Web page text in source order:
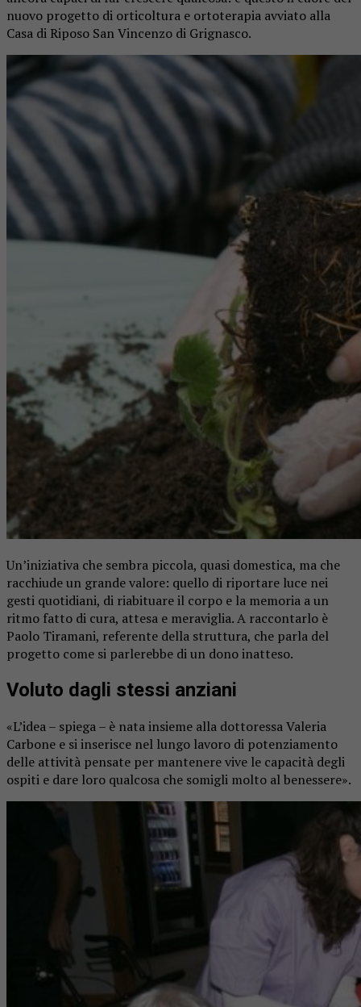
nuovo progetto di orticoltura e ortoterapia avviato alla
Casa di Riposo San Vincenzo di Grignasco.
Un’iniziativa che sembra piccola, quasi domestica, ma che
racchiude un grande valore: quello di riportare luce nei
gesti quotidiani, di riabituare il corpo e la memoria a un
ritmo fatto di cura, attesa e meraviglia. A raccontarlo è
Paolo Tiramani, referente della struttura, che parla del
progetto come si parlerebbe di un dono inatteso.
Voluto dagli stessi anziani
«L’idea – spiega – è nata insieme alla dottoressa Valeria
Carbone e si inserisce nel lungo lavoro di potenziamento
delle attività pensate per mantenere vive le capacità degli
ospiti e dare loro qualcosa che somigli molto al benessere».